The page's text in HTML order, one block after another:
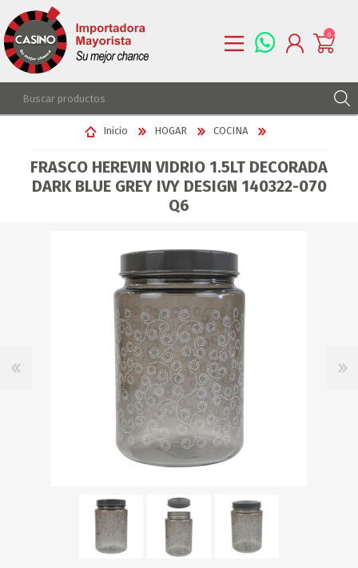
REGISTRARSE
LISTA DE DESEOS
0
Inicio HOGAR COCINA
FRASCO HEREVIN VIDRIO 1.5LT DECORADA
DARK BLUE GREY IVY DESIGN 140322-070
Q6